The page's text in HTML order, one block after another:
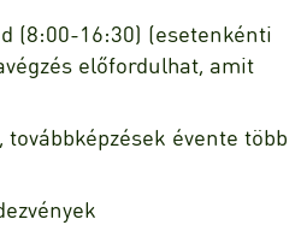
(8:00-16:30) (esetenkénti
előfordulhat, amit
évente több